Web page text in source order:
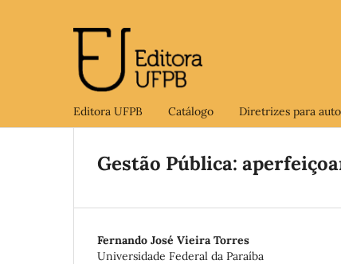
Editora UFPB Catálogo Diretrizes para
Gestão Pública:
Fernando José Vieira Torres
Universidade Federal da Paraíba